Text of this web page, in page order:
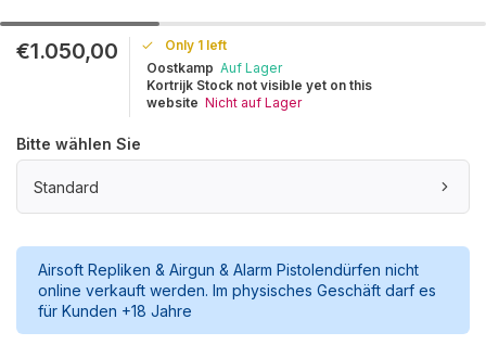
€1.050,00
Only 1 left
Oostkamp Auf Lager
Kortrijk Stock not visible yet on this
website Nicht auf Lager
Bitte wählen Sie
Standard
Airsoft Repliken & Airgun & Alarm Pistolendürfen nicht
online verkauft werden. Im physisches Geschäft darf es
für Kunden +18 Jahre